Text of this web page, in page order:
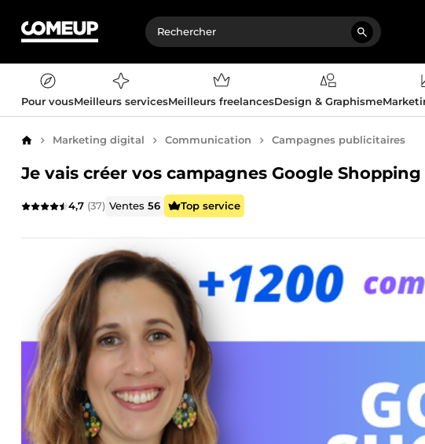
Pour vousMeilleurs servicesMeilleurs freelancesDesign & Graphisme
AccueilMarketing digital Communication Campagnes publicitaires
Je vais créer vos campagnes Google Shopping
4,7 (37) Ventes56 Top service